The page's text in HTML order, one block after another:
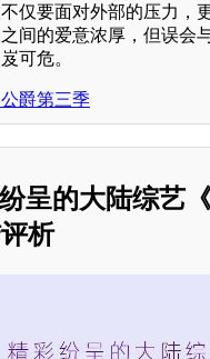
仅要面对外部的压力，
间的爱意浓厚，但误会
可危。
爵第三季
呈的大陆综艺
析